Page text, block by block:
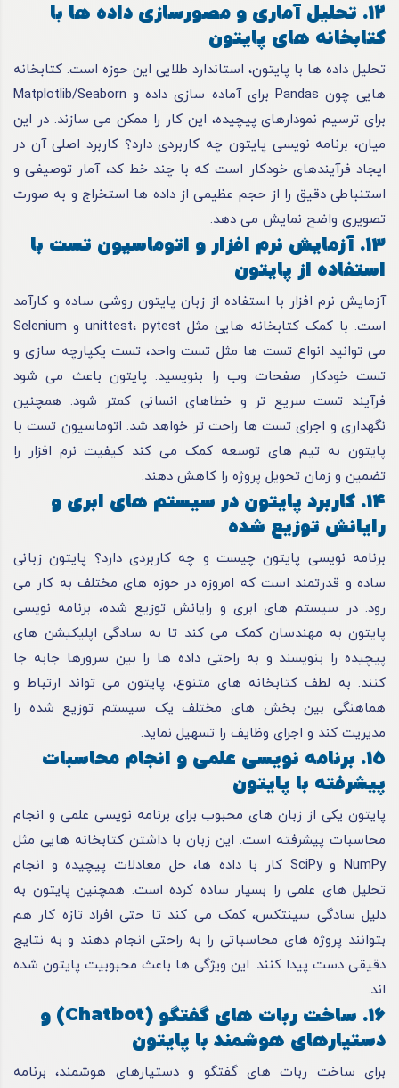
12. تحلیل آماری و مصورسازی داده ها با
کتابخانه های پایتون
تحلیل داده ها با پایتون، استاندارد طلایی این حوزه است. کتابخانه
هایی چون Pandas برای آماده سازی داده و Matplotlib/Seaborn
برای ترسیم نمودارهای پیچیده، این کار را ممکن می سازند. در این
میان، برنامه نویسی پایتون چه کاربردی دارد؟ کاربرد اصلی آن در
ایجاد فرآیندهای خودکار است که با چند خط کد، آمار توصیفی و
استنباطی دقیق را از حجم عظیمی از داده ها استخراج و به صورت
تصویری واضح نمایش می دهد.
13. آزمایش نرم افزار و اتوماسیون تست با
استفاده از پایتون
آزمایش نرم افزار با استفاده از زبان پایتون روشی ساده و کارآمد
است. با کمک کتابخانه هایی مثل unittest، pytest و Selenium
می توانید انواع تست ها مثل تست واحد، تست یکپارچه سازی و
تست خودکار صفحات وب را بنویسید. پایتون باعث می شود
فرآیند تست سریع تر و خطاهای انسانی کمتر شود. همچنین
نگهداری و اجرای تست ها راحت تر خواهد شد. اتوماسیون تست با
پایتون به تیم های توسعه کمک می کند کیفیت نرم افزار را
تضمین و زمان تحویل پروژه را کاهش دهند.
14. کاربرد پایتون در سیستم های ابری و
رایانش توزیع شده
برنامه نویسی پایتون چیست و چه کاربردی دارد؟ پایتون زبانی
ساده و قدرتمند است که امروزه در حوزه های مختلف به کار می
رود. در سیستم های ابری و رایانش توزیع شده، برنامه نویسی
پایتون به مهندسان کمک می کند تا به سادگی اپلیکیشن های
پیچیده را بنویسند و به راحتی داده ها را بین سرورها جابه جا
کنند. به لطف کتابخانه های متنوع، پایتون می تواند ارتباط و
هماهنگی بین بخش های مختلف یک سیستم توزیع شده را
مدیریت کند و اجرای وظایف را تسهیل نماید.
15. برنامه نویسی علمی و انجام محاسبات
پیشرفته با پایتون
پایتون یکی از زبان های محبوب برای برنامه نویسی علمی و انجام
محاسبات پیشرفته است. این زبان با داشتن کتابخانه هایی مثل
NumPy و SciPy کار با داده ها، حل معادلات پیچیده و انجام
تحلیل های علمی را بسیار ساده کرده است. همچنین پایتون به
دلیل سادگی سینتکس، کمک می کند تا حتی افراد تازه کار هم
بتوانند پروژه های محاسباتی را به راحتی انجام دهند و به نتایج
دقیقی دست پیدا کنند. این ویژگی ها باعث محبوبیت پایتون شده
اند.
16. ساخت ربات های گفتگو (Chatbot) و
دستیارهای هوشمند با پایتون
برای ساخت ربات های گفتگو و دستیارهای هوشمند، برنامه